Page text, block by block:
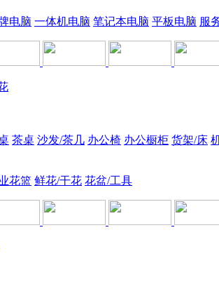
电脑 一体机电脑 笔记本电脑 平板电脑 服
茶桌 沙发/茶几 办公椅 办公橱柜 货架/床
花篮 鲜花/干花 花盆/工具